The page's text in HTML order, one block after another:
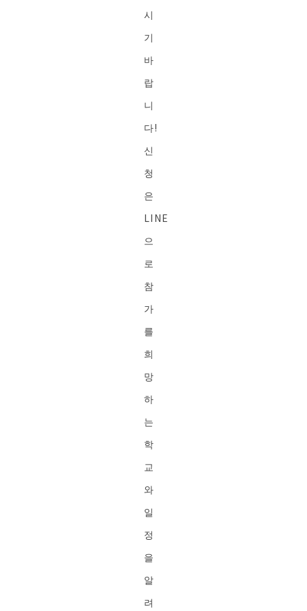
시
기
바
랍
니
다!
신
청
은
LINE
으
로
참
가
를
희
망
하
는
학
교
와
일
정
을
알
려